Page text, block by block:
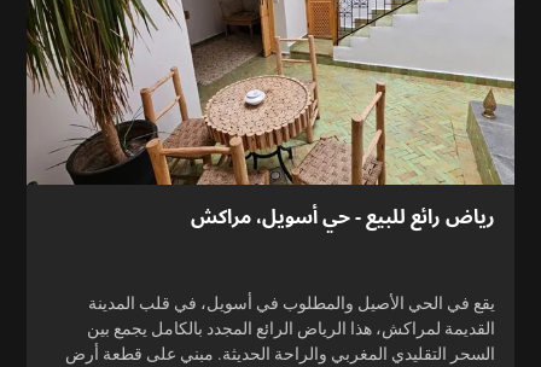
رياض رائع للبيع - حي أسويل، مراكش
يقع في الحي الأصيل والمطلوب في أسويل، في قلب المدينة
القديمة لمراكش، هذا الرياض الرائع المجدد بالكامل يجمع بين
السحر التقليدي المغربي والراحة الحديثة. مبني على قطعة أرض